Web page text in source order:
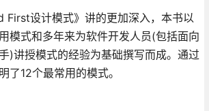
First设计模式》讲的更加深入，本书以
模式和多年来为软件开发人员(包括面向
)讲授模式的经验为基础撰写而成。通过
了12个最常用的模式。